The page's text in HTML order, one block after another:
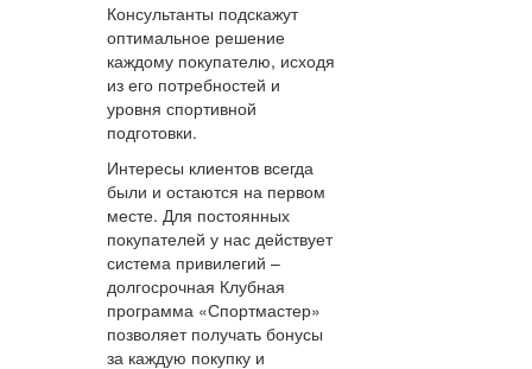
Консультанты подскажут
оптимальное решение
каждому покупателю, исходя
из его потребностей и
уровня спортивной
подготовки.
Интересы клиентов всегда
были и остаются на первом
месте. Для постоянных
покупателей у нас действует
система привилегий –
долгосрочная Клубная
программа «Спортмастер»
позволяет получать бонусы
за каждую покупку и